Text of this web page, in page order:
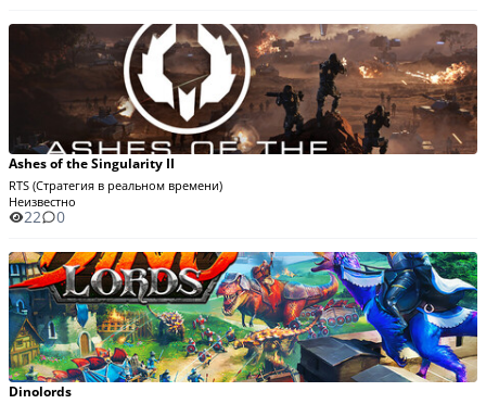
Ashes of the Singularity II
RTS (Стратегия в реальном времени)
Неизвестно
22 0
Dinolords